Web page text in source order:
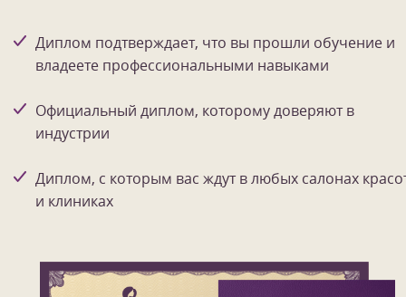
Диплом подтверждает, что вы прошли обучение и
владеете профессиональными навыками
Официальный диплом, которому доверяют в
индустрии
Диплом, с которым вас ждут в любых салонах
и клиниках